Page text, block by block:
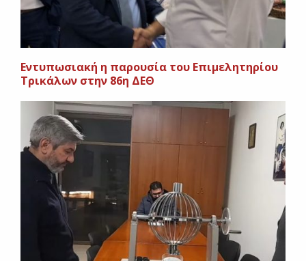
Εντυπωσιακή η παρουσία του Επιμελητηρίου
Τρικάλων στην 86η ΔΕΘ